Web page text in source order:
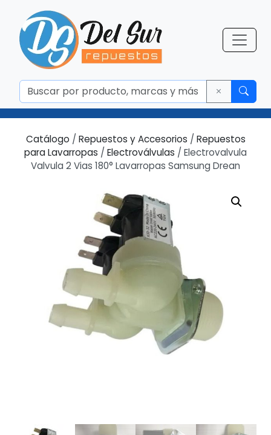
Catálogo / Repuestos y Accesorios / Repuestos
para Lavarropas / Electroválvulas / Electrovalvula
Valvula 2 Vias 180° Lavarropas Samsung Drean